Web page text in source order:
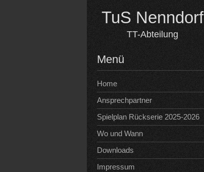
TuS Nenndorf
TT-Abteilung
Menü
Home
Ansprechpartner
Spielplan Rückserie 2025-2026
Wo und Wann
Downloads
Impressum